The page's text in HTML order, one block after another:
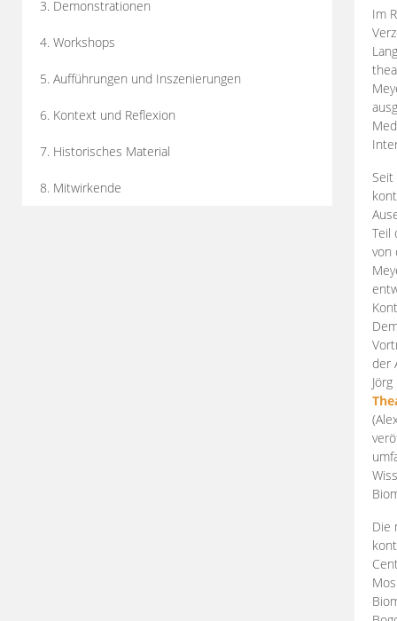
3. Demonstrationen
4. Workshops
5. Aufführungen und Inszenierungen
6. Kontext und Reflexion
7. Historisches Material
8. Mitwirkende
Im
Teil
von
der
Die